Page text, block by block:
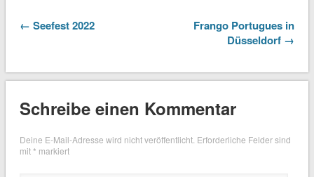
← Seefest 2022
Frango Portugues in
Düsseldorf →
Schreibe einen Kommentar
Deine E-Mail-Adresse wird nicht veröffentlicht. Erforderliche Felder sind
mit* markiert